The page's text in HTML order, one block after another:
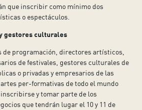
que inscribir como mínimo dos
o espectáculos.
gestores culturales
de programación, directores artísticos,
de festivales, gestores culturales de
o privadas y empresarios de las
per-formativas de todo el mundo
y tomar parte de los
que tendrán lugar el 10 y 11 de